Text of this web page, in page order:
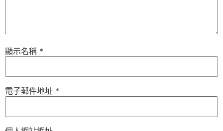
顯示名稱 *
電子郵件地址 *